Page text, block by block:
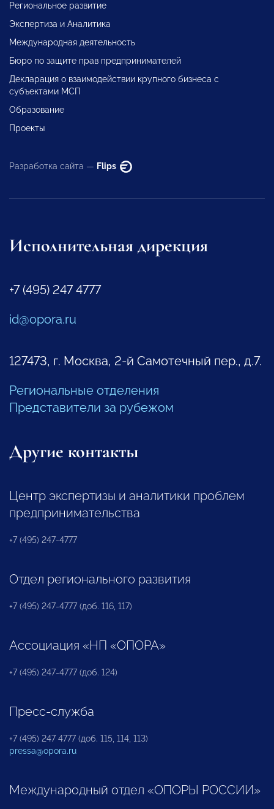
Региональное развитие
Экспертиза и Аналитика
Международная деятельность
Бюро по защите прав предпринимателей
Декларация о взаимодействии крупного бизнеса с
субъектами МСП
Образование
Проекты
Разработка сайта — Flips
Исполнительная дирекция
+7 (495) 247 4777
id@opora.ru
127473, г. Москва, 2-й Самотечный пер., д.7.
Региональные отделения
Представители за рубежом
Другие контакты
Центр экспертизы и аналитики проблем
предпринимательства
+7 (495) 247-4777
Отдел регионального развития
+7 (495) 247-4777 (доб. 116, 117)
Ассоциация «НП «ОПОРА»
+7 (495) 247-4777 (доб. 124)
Пресс-служба
+7 (495) 247 4777 (доб. 115, 114, 113)
pressa@opora.ru
Международный отдел «ОПОРЫ РОССИИ»